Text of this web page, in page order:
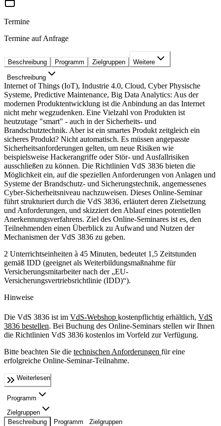
Termine
Termine auf Anfrage
Beschreibung Programm Zielgruppen Weitere
Beschreibung
Internet of Things (IoT), Industrie 4.0, Cloud, Cyber Physische
Systeme, Predictive Maintenance, Big Data Analytics: Aus der
modernen Produktentwicklung ist die Anbindung an das Internet
nicht mehr wegzudenken. Eine Vielzahl von Produkten ist
heutzutage "smart" - auch in der Sicherheits- und
Brandschutztechnik. Aber ist ein smartes Produkt zeitgleich ein
sicheres Produkt? Nicht automatisch. Es müssen angepasste
Sicherheitsanforderungen gelten, um neue Risiken wie
beispielsweise Hackerangriffe oder Stör- und Ausfallrisiken
ausschließen zu können. Die Richtlinien VdS 3836 bieten die
Möglichkeit ein, auf die speziellen Anforderungen von Anlagen und
Systeme der Brandschutz- und Sicherungstechnik, angemessenes
Cyber-Sicherheitsniveau nachzuweisen. Dieses Online-Seminar
führt strukturiert durch die VdS 3836, erläutert deren Zielsetzung
und Anforderungen, und skizziert den Ablauf eines potentiellen
Anerkennungsverfahrens. Ziel des Online-Seminares ist es, den
Teilnehmenden einen Überblick zu Aufwand und Nutzen der
Mechanismen der VdS 3836 zu geben.
2 Unterrichtseinheiten à 45 Minuten, bedeutet 1,5 Zeitstunden
gemäß IDD (geeignet als Weiterbildungsmaßnahme für
Versicherungsmitarbeiter nach der „EU-
Versicherungsvertriebsrichtlinie (IDD)“).
Hinweise
Die VdS 3836 ist im VdS-Webshop kostenpflichtig erhältlich, VdS
3836 bestellen. Bei Buchung des Online-Seminars stellen wir Ihnen
die Richtlinien VdS 3836 kostenlos im Vorfeld zur Verfügung.
Bitte beachten Sie die technischen Anforderungen für eine
erfolgreiche Online-Seminar-Teilnahme.
Weiterlesen
Programm
Zielgruppen
Beschreibung
Programm Zielgruppen